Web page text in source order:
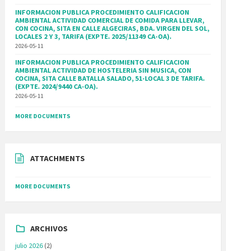
INFORMACION PUBLICA PROCEDIMIENTO CALIFICACION
AMBIENTAL ACTIVIDAD COMERCIAL DE COMIDA PARA LLEVAR,
CON COCINA, SITA EN CALLE ALGECIRAS, BDA. VIRGEN DEL SOL,
LOCALES 2 Y 3, TARIFA (EXPTE. 2025/11349 CA-OA).
2026-05-11
INFORMACION PUBLICA PROCEDIMIENTO CALIFICACION
AMBIENTAL ACTIVIDAD DE HOSTELERIA SIN MUSICA, CON
COCINA, SITA CALLE BATALLA SALADO, 51-LOCAL 3 DE TARIFA.
(EXPTE. 2024/9440 CA-OA).
2026-05-11
MORE DOCUMENTS
ATTACHMENTS
MORE DOCUMENTS
ARCHIVOS
julio 2026(2)